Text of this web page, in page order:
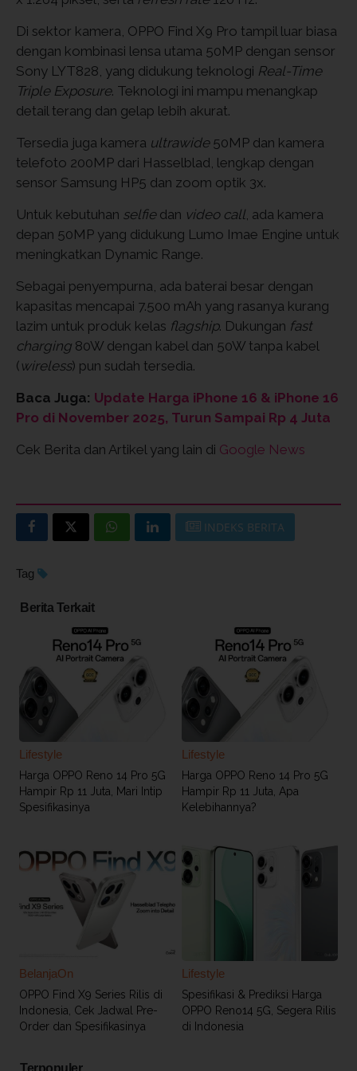
Di sektor kamera, OPPO Find X9 Pro tampil luar biasa
dengan kombinasi lensa utama 50MP dengan sensor
Sony LYT828, yang didukung teknologi Real-Time
Triple Exposure. Teknologi ini mampu menangkap
detail terang dan gelap lebih akurat.
Tersedia juga kamera ultrawide50MP dan kamera
telefoto 200MP dari Hasselblad, lengkap dengan
sensor Samsung HP5 dan zoom optik 3x.
Untuk kebutuhan selfiedan video call, ada kamera
depan 50MP yang didukung Lumo Imae Engine untuk
meningkatkan Dynamic Range.
Sebagai penyempurna, ada baterai besar dengan
kapasitas mencapai 7.500 mAh yang rasanya kurang
lazim untuk produk kelas flagship. Dukungan fast
charging 80W dengan kabel dan 50W tanpa kabel
( wireless) pun sudah tersedia.
Baca Juga: Update Harga iPhone 16 & iPhone 16
Pro di November 2025, Turun Sampai Rp 4 Juta
Cek Berita dan Artikel yang lain di Google News
INDEKS BERITA
Tag
Berita Terkait
Lifestyle
Harga OPPO Reno 14 Pro 5G
Hampir Rp 11 Juta, Mari Intip
Spesifikasinya
Lifestyle
Harga OPPO Reno 14 Pro 5G
Hampir Rp 11 Juta, Apa
Kelebihannya?
BelanjaOn
OPPO Find X9 Series Rilis di
Indonesia, Cek Jadwal Pre-
Order dan Spesifikasinya
Lifestyle
Spesifikasi & Prediksi Harga
OPPO Reno14 5G, Segera Rilis
di Indonesia